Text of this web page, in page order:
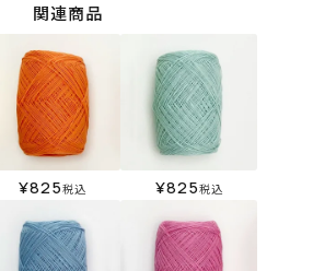
関連商品
¥825税込 ¥825税込